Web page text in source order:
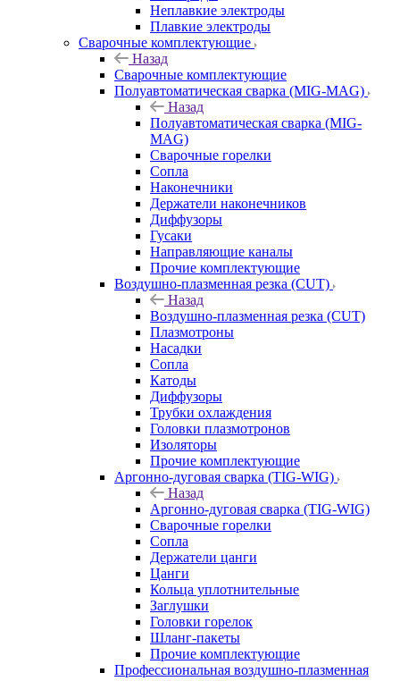
Неплавкие электроды
Плавкие электроды
Сварочные комплектующие
Назад
Сварочные комплектующие
Полуавтоматическая сварка (MIG-MAG)
Назад
Полуавтоматическая сварка (MIG-
MAG)
Сварочные горелки
Сопла
Наконечники
Держатели наконечников
Диффузоры
Гусаки
Направляющие каналы
Прочие комплектующие
Воздушно-плазменная резка (CUT)
Назад
Воздушно-плазменная резка (CUT)
Плазмотроны
Насадки
Сопла
Катоды
Диффузоры
Трубки охлаждения
Головки плазмотронов
Изоляторы
Прочие комплектующие
Аргонно-дуговая сварка (TIG-WIG)
Назад
Аргонно-дуговая сварка (TIG-WIG)
Сварочные горелки
Сопла
Держатели цанги
Цанги
Кольца уплотнительные
Заглушки
Головки горелок
Шланг-пакеты
Прочие комплектующие
Профессиональная воздушно-плазменная